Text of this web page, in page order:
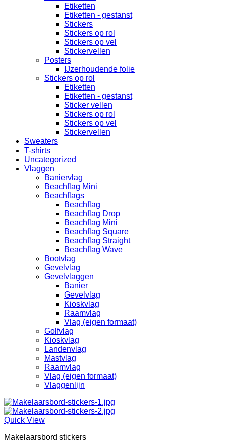
Etiketten
Etiketten - gestanst
Stickers
Stickers op rol
Stickers op vel
Stickervellen
Posters
IJzerhoudende folie
Stickers op rol
Etiketten
Etiketten - gestanst
Sticker vellen
Stickers op rol
Stickers op vel
Stickervellen
Sweaters
T-shirts
Uncategorized
Vlaggen
Baniervlag
Beachflag Mini
Beachflags
Beachflag
Beachflag Drop
Beachflag Mini
Beachflag Square
Beachflag Straight
Beachflag Wave
Bootvlag
Gevelvlag
Gevelvlaggen
Banier
Gevelvlag
Kioskvlag
Raamvlag
Vlag (eigen formaat)
Golfvlag
Kioskvlag
Landenvlag
Mastvlag
Raamvlag
Vlag (eigen formaat)
Vlaggenlijn
Quick View
Makelaarsbord stickers